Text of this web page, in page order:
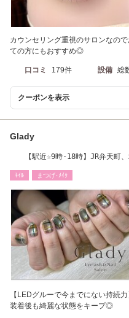
カウンセリング重視のサロンなの
ての方にもおすすめ◎
口コミ 179件 設備 総
クーポンを表示
Glady
【駅近☆9時-18時】JR弁天町
ﾈｲﾙ まつげ･ﾒｲｸ
【LEDグルーで今までにない持続
装着後も綺麗な状態をキープ◎